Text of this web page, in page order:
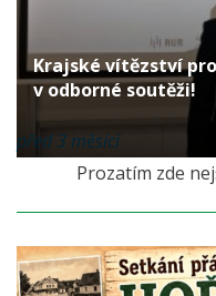
Krajské vítězství
v odborné soutěži!
před 3 měsíci
Prozatím zde